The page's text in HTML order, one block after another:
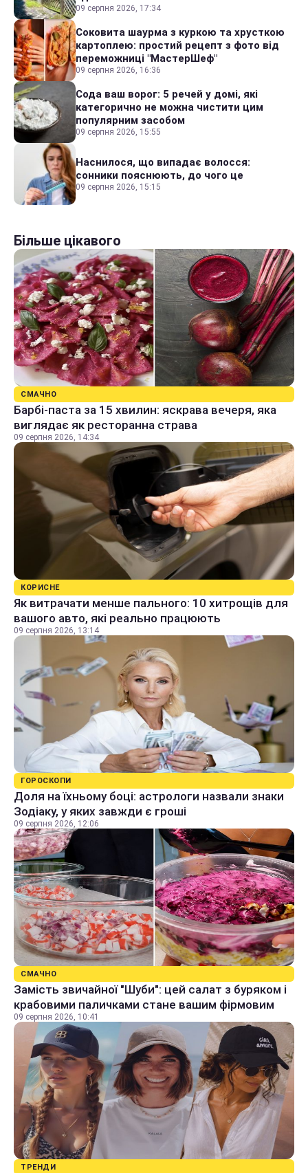
09 серпня 2026, 17:34
Соковита шаурма з куркою та хрусткою
картоплею: простий рецепт з фото від
переможниці "МастерШеф"
09 серпня 2026, 16:36
Сода ваш ворог: 5 речей у домі, які
категорично не можна чистити цим
популярним засобом
09 серпня 2026, 15:55
Наснилося, що випадає волосся:
сонники пояснюють, до чого це
09 серпня 2026, 15:15
Більше цікавого
СМАЧНО
Барбі-паста за 15 хвилин: яскрава вечеря, яка
виглядає як ресторанна страва
09 серпня 2026, 14:34
КОРИСНЕ
Як витрачати менше пального: 10 хитрощів для
вашого авто, які реально працюють
09 серпня 2026, 13:14
ГОРОСКОПИ
Доля на їхньому боці: астрологи назвали знаки
Зодіаку, у яких завжди є гроші
09 серпня 2026, 12:06
СМАЧНО
Замість звичайної "Шуби": цей салат з буряком і
крабовими паличками стане вашим фірмовим
09 серпня 2026, 10:41
ТРЕНДИ